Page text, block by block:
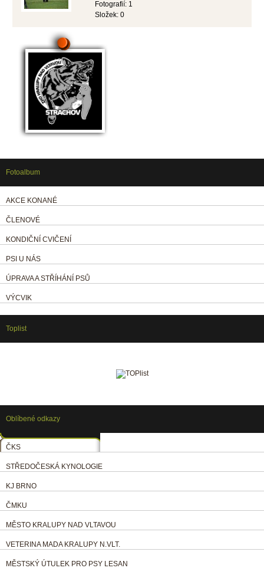
Fotografií: 1
Složek: 0
Fotoalbum
AKCE KONANÉ
ČLENOVÉ
KONDIČNÍ CVIČENÍ
PSI U NÁS
ÚPRAVA A STŘÍHÁNÍ PSŮ
VÝCVIK
Toplist
Oblíbené odkazy
ČKS
STŘEDOČESKÁ KYNOLOGIE
KJ BRNO
ČMKU
MĚSTO KRALUPY NAD VLTAVOU
VETERINA MADA KRALUPY N.VLT.
MĚSTSKÝ ÚTULEK PRO PSY LESAN